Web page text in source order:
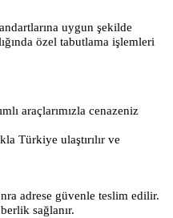
uygun şekilde
özel tabutlama işlemleri
araçlarımızla cenazeniz
Türkiye ulaştırılır ve
adrese güvenle teslim edilir.
sağlanır.